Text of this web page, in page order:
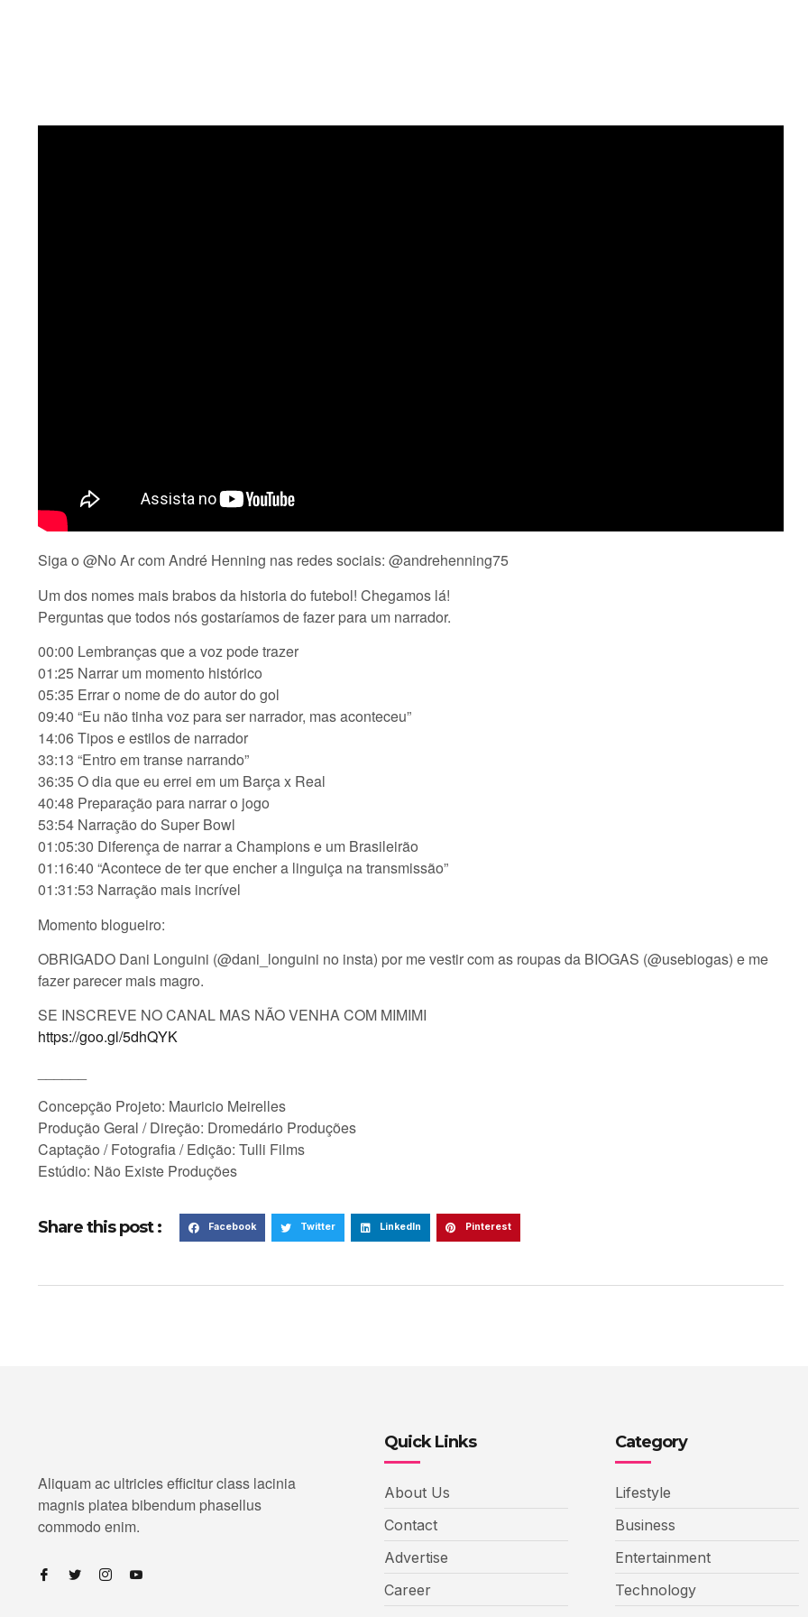
Siga o @No Ar com André Henning nas redes sociais: @andrehenning75
Um dos nomes mais brabos da historia do futebol! Chegamos lá!
Perguntas que todos nós gostaríamos de fazer para um narrador.
00:00 Lembranças que a voz pode trazer
01:25 Narrar um momento histórico
05:35 Errar o nome de do autor do gol
09:40 “Eu não tinha voz para ser narrador, mas aconteceu”
14:06 Tipos e estilos de narrador
33:13 “Entro em transe narrando”
36:35 O dia que eu errei em um Barça x Real
40:48 Preparação para narrar o jogo
53:54 Narração do Super Bowl
01:05:30 Diferença de narrar a Champions e um Brasileirão
01:16:40 “Acontece de ter que encher a linguiça na transmissão”
01:31:53 Narração mais incrível
Momento blogueiro:
OBRIGADO Dani Longuini (@dani_longuini no insta) por me vestir com as roupas da BIOGAS (@usebiogas) e me
fazer parecer mais magro.
SE INSCREVE NO CANAL MAS NÃO VENHA COM MIMIMI
https://goo.gl/5dhQYK
Concepção Projeto: Mauricio Meirelles
Produção Geral / Direção: Dromedário Produções
Captação / Fotografia / Edição: Tulli Films
Estúdio: Não Existe Produções
Share this post : Facebook Twitter LinkedIn Pinterest
Aliquam ac ultricies efficitur class lacinia
magnis platea bibendum phasellus
commodo enim.
Quick Links
About Us
Contact
Advertise
Career
Category
Lifestyle
Business
Entertainment
Technology